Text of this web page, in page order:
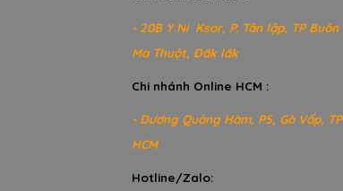
- 20B Y Ni Ksor, P. Tân lập, TP Buôn
Ma Thuột, Đăk lăk
Chi nhánh Online HCM :
- Dương Quảng Hàm, P5, Gò Vấp, TP
HCM
Hotline/Zalo: